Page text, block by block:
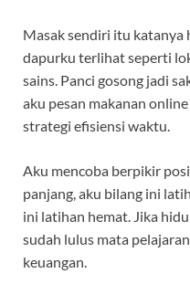
Masak sendiri itu katanya
dapurku terlihat seperti
sains. Panci gosong jadi
aku pesan makanan
strategi efisiensi waktu.
Aku mencoba berpikir
panjang, aku bilang ini
ini latihan hemat. Jika
sudah lulus mata
keuangan.